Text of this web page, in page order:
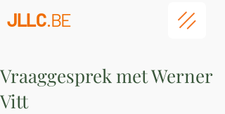
JLLC.BE
Vraaggesprek met Werner
Vitt